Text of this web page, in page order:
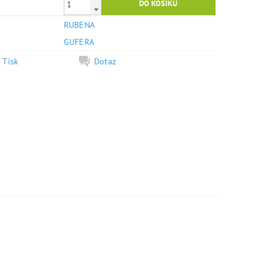
RUBENA
GUFERA
Tisk
Dotaz